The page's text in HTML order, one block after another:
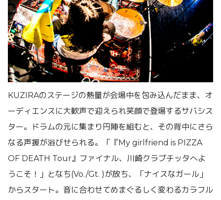
KUZIRAのステージの熱量が会場中を包み込んだまま、オ
ーディエンスに大歓声で迎えられ笑顔で登場するサバシス
ター。ドラムの元に集まり円陣を組むと、その背中にさら
なる声援が浴びせられる。「『My girlfriend is PIZZA
OF DEATH Tour』ファイナル、川崎クラブチッタへよ
うこそ！」となち(Vo./Gt. )が放ち、「ナイスなガール」
からスタート。音に合わせてめまぐるしく変わるカラフル